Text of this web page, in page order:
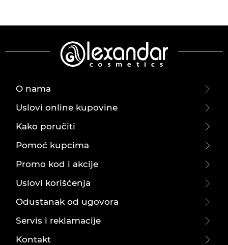
O nama
Uslovi online kupovine
Kako poručiti
Pomoć kupcima
Promo kod i akcije
Uslovi korišćenja
Odustanak od ugovora
Servis i reklamacije
Kontakt